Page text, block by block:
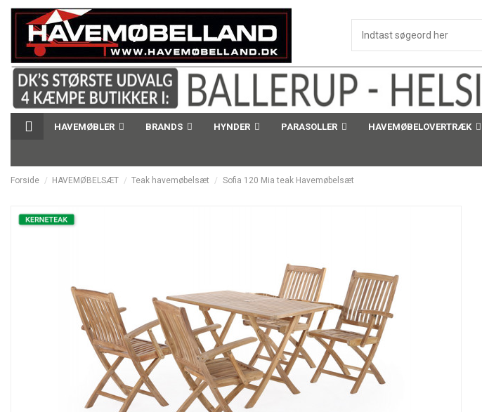
HAVEMØBLER BRANDS HYNDER PARASOLLER HAVEMØBELOVERTRÆK
Forside HAVEMØBELSÆT Teak havemøbelsæt Sofia 120 Mia teak Havemøbelsæt